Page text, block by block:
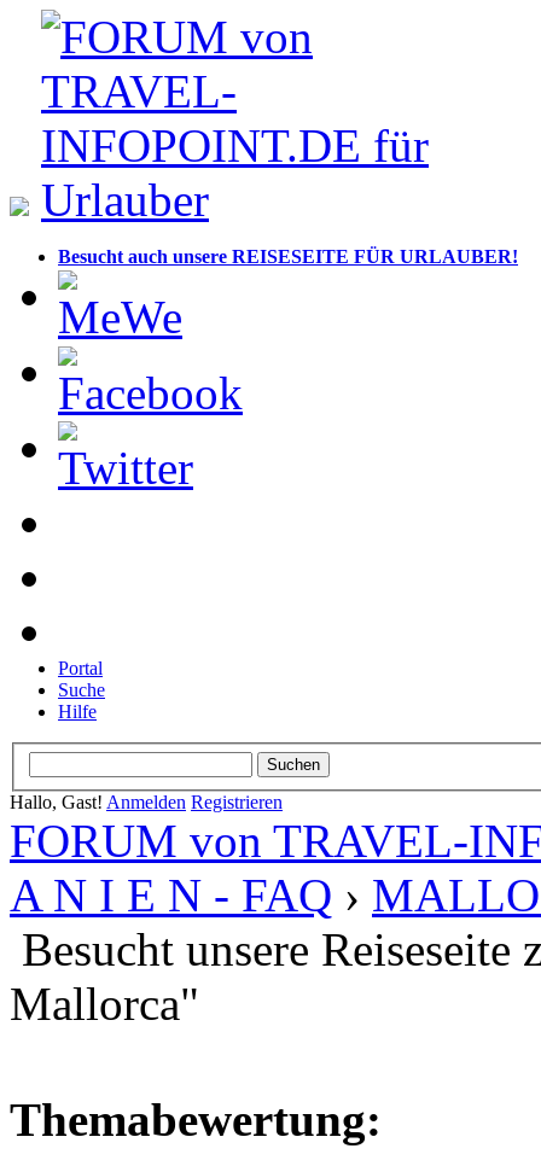
Besucht auch unsere REISESEITE FÜR URLAUBER!
Portal
Suche
Hilfe
Hallo, Gast! Anmelden Registrieren
FORUM von TRAVEL-
A N I E N - FAQ ›
Besucht unsere
Mallorca"
Themabewertung: